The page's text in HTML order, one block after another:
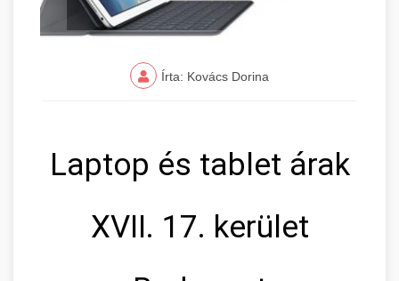
Írta: Kovács Dorina
Laptop és tablet árak
XVII. 17. kerület